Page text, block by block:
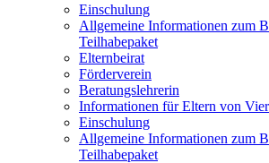
Einschulung
Allgemeine Informationen zum
Teilhabepaket
Elternbeirat
Förderverein
Beratungslehrerin
Informationen für Eltern von
Einschulung
Allgemeine Informationen zum
Teilhabepaket